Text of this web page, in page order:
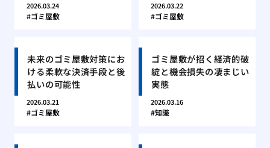
2026.03.24
ゴミ屋敷
2026.03.22
ゴミ屋敷
未来のゴミ屋敷対策にお
ける柔軟な決済手段と後
払いの可能性
2026.03.21
ゴミ屋敷
ゴミ屋敷が招く経済的破
綻と機会損失の凄まじい
実態
2026.03.16
知識